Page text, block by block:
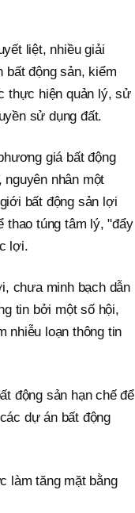
liệt, nhiều giải
bất động sản, kiểm
thực hiện quản lý, sử
sử dụng đất.
giá bất động
nhân một
bất động sản lợi
thao túng tâm lý, "đẩy
lợi.
chưa minh bạch dẫn
tin bởi một số hội,
nhiễu loạn thông tin
động sản hạn chế để
dự án bất động
làm tăng mặt bằng